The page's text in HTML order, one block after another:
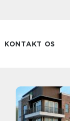
KONTAKT OS